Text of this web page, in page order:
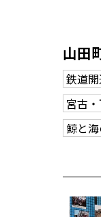
山田
鉄道
宮古
鯨と